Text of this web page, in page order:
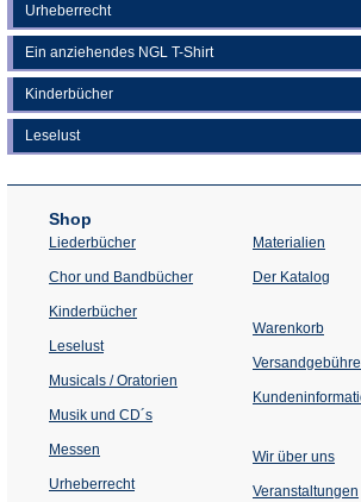
Urheberrecht
Ein anziehendes NGL T-Shirt
Kinderbücher
Leselust
Shop
Liederbücher
Chor und Bandbücher
Kinderbücher
Leselust
Musicals / Oratorien
Musik und CD´s
Messen
Urheberrecht
Materialien
Der Katalog
Warenkorb
Wir über uns
Veranstaltungen